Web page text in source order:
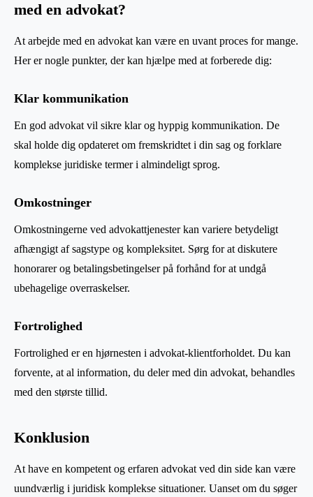
med en advokat?
At arbejde med en advokat kan være en uvant proces for mange.
Her er nogle punkter, der kan hjælpe med at forberede dig:
Klar kommunikation
En god advokat vil sikre klar og hyppig kommunikation. De
skal holde dig opdateret om fremskridtet i din sag og forklare
komplekse juridiske termer i almindeligt sprog.
Omkostninger
Omkostningerne ved advokattjenester kan variere betydeligt
afhængigt af sagstype og kompleksitet. Sørg for at diskutere
honorarer og betalingsbetingelser på forhånd for at undgå
ubehagelige overraskelser.
Fortrolighed
Fortrolighed er en hjørnesten i advokat-klientforholdet. Du kan
forvente, at al information, du deler med din advokat, behandles
med den største tillid.
Konklusion
At have en kompetent og erfaren advokat ved din side kan være
uundværlig i juridisk komplekse situationer. Uanset om du søger